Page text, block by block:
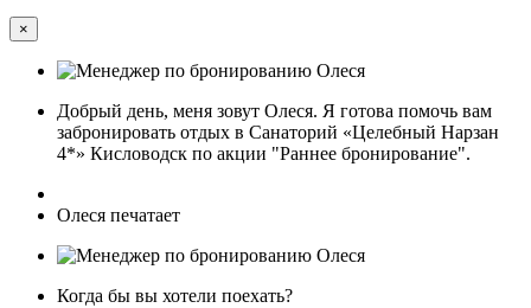
×
Добрый день, меня зовут Олеся. Я готова помочь вам
забронировать отдых в Санаторий «Целебный Нарзан
4*» Кисловодск по акции "Раннее бронирование".
Олеся печатает
Когда бы вы хотели поехать?